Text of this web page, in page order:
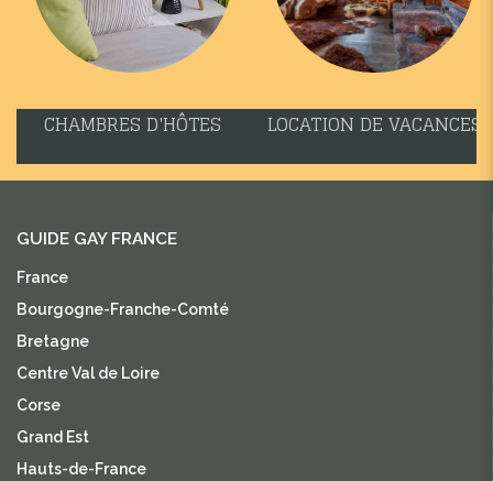
CHAMBRES D'HÔTES LOCATION DE VACANCES
GUIDE GAY FRANCE
France
Bourgogne-Franche-Comté
Bretagne
Centre Val de Loire
Corse
Grand Est
Hauts-de-France